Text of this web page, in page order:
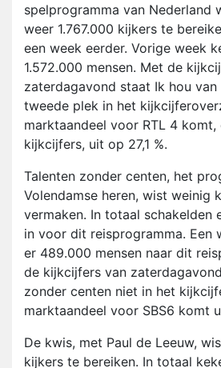
spelprogramma van Nederland
weer 1.767.000 kijkers te
een week eerder. Vorige week
1.572.000 mensen. Met de
zaterdagavond staat Ik hou
tweede plek in het
marktaandeel voor RTL 4
kijkcijfers, uit op 27,1 %.
Talenten zonder centen, het
Volendamse heren, wist weinig
vermaken. In totaal schakelden
in voor dit reisprogramma. Een
er 489.000 mensen naar dit
de kijkcijfers van
zonder centen niet in het
marktaandeel voor SBS6 komt
De kwis, met Paul de Leeuw,
kijkers te bereiken. In totaal